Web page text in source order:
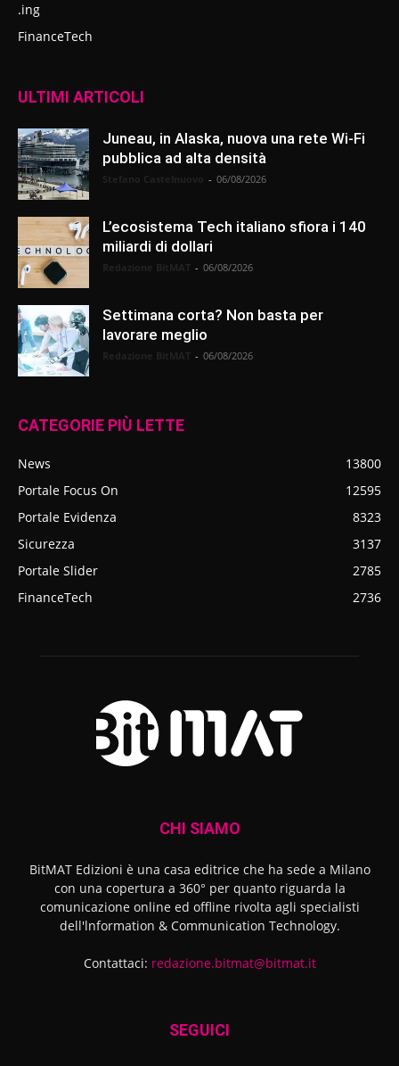
.ing
FinanceTech
ULTIMI ARTICOLI
Juneau, in Alaska, nuova una rete Wi-Fi
pubblica ad alta densità
- 06/08/2026
L’ecosistema Tech italiano sfiora i 140
miliardi di dollari
- 06/08/2026
Settimana corta? Non basta per
lavorare meglio
- 06/08/2026
CATEGORIE PIÙ LETTE
News
13800
Portale Focus On
12595
Portale Evidenza
8323
Sicurezza
3137
Portale Slider
2785
FinanceTech
2736
CHI SIAMO
BitMAT Edizioni è una casa editrice che ha sede a Milano
con una copertura a 360° per quanto riguarda la
comunicazione online ed offline rivolta agli specialisti
dell'lnformation & Communication Technology.
Contattaci: redazione.bitmat@bitmat.it
SEGUICI